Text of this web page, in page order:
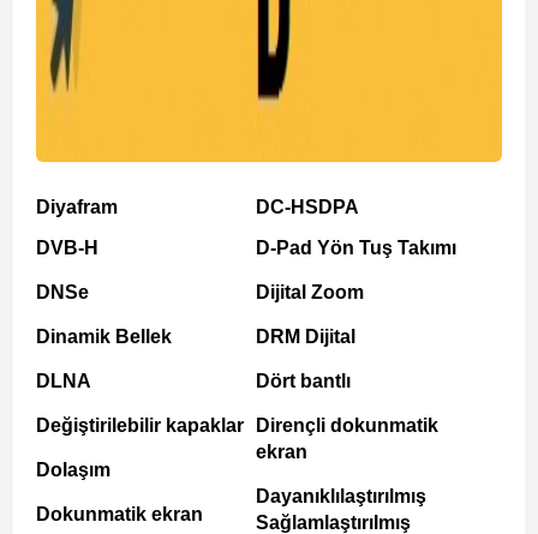
Diyafram
DVB-H
DNSe
Dinamik Bellek
DLNA
Değiştirilebilir kapaklar
Dolaşım
Dokunmatik ekran
DC-HSDPA
D-Pad Yön Tuş Takımı
Dijital Zoom
DRM Dijital
Dört bantlı
Dirençli dokunmatik
ekran
Dayanıklılaştırılmış
Sağlamlaştırılmış